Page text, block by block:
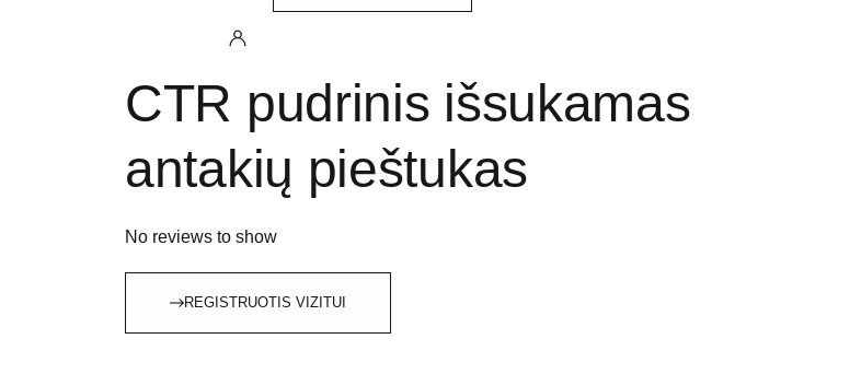
CTR pudrinis išsukamas
antakių pieštukas
No reviews to show
REGISTRUOTIS VIZITUI